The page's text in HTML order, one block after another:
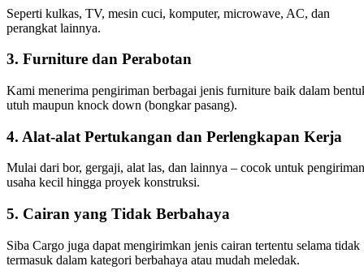
Seperti kulkas, TV, mesin cuci, komputer, microwave, AC, dan
perangkat lainnya.
3. Furniture dan Perabotan
Kami menerima pengiriman berbagai jenis furniture baik dalam
utuh maupun knock down (bongkar pasang).
4. Alat-alat Pertukangan dan Perlengkapan Kerja
Mulai dari bor, gergaji, alat las, dan lainnya – cocok untuk pengiriman
usaha kecil hingga proyek konstruksi.
5. Cairan yang Tidak Berbahaya
Siba Cargo juga dapat mengirimkan jenis cairan tertentu selama tidak
termasuk dalam kategori berbahaya atau mudah meledak.